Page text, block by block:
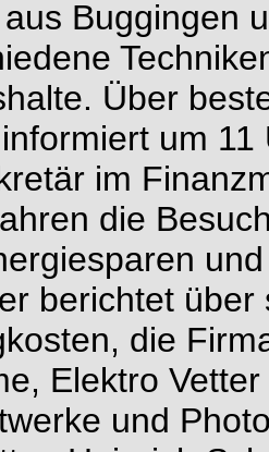
Buggingen
Über
um
im
die
berichtet
die
Elektro
und